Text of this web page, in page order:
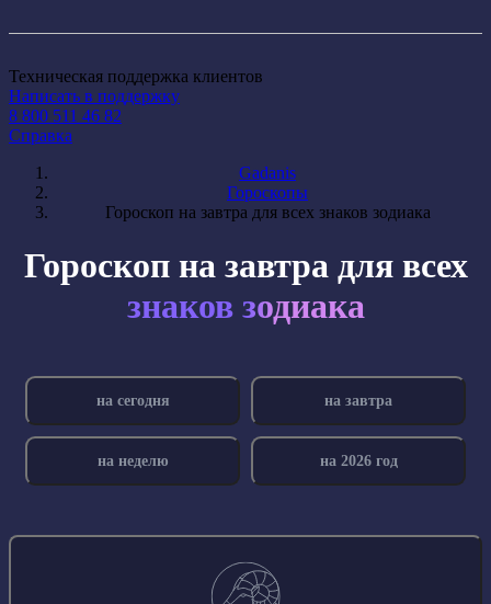
Техническая поддержка клиентов
Написать в поддержку
8 800 511 46 82
Справка
Gadanis
Гороскопы
Гороскоп на завтра для всех знаков зодиака
Гороскоп на завтра для всех
знаков зодиака
на сегодня на завтра
на неделю на 2026 год